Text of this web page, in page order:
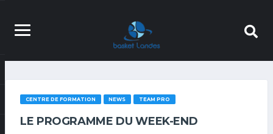
CENTRE DE FORMATION NEWS TEAM PRO
LE PROGRAMME DU WEEK-END